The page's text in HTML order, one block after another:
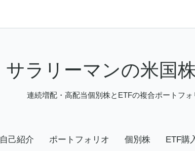
サラリーマンの米国
連続増配・高配当個別株とETFの複合ポートフ
自己紹介 ポートフォリオ 個別株 ETF購